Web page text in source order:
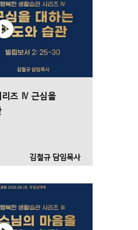
리즈 Ⅳ 근심을
김철규 담임목사